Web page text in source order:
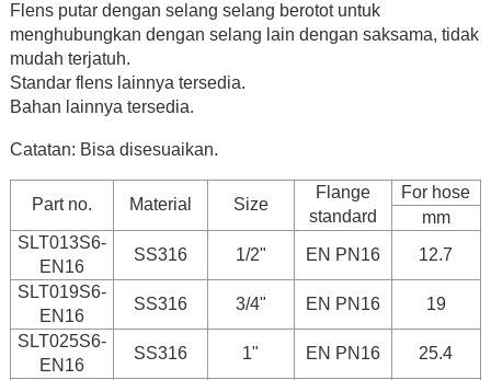
Flens putar dengan selang selang berotot untuk
menghubungkan dengan selang lain dengan saksama, tidak
mudah terjatuh.
Standar flens lainnya tersedia.
Bahan lainnya tersedia.
Catatan: Bisa disesuaikan.
Part no. Material Size
Flange
standard
For hose
mm
SLT013S6-
EN16
SS316 1/2" EN PN16
12.7
SLT019S6-
EN16
SS316 3/4" EN PN16
19
SLT025S6-
EN16
SS316 1" EN PN16
25.4